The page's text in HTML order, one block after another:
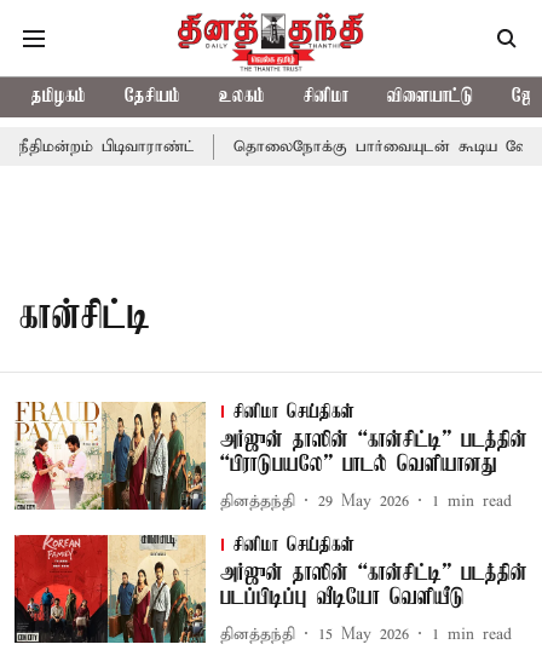
தமிழகம் தேசியம் உலகம் சினிமா விளையாட்டு
பிடிவாராண்ட் தொலைநோக்கு பார்வையுடன் கூடிய
கான்சிட்டி
சினிமா செய்திகள்
அர்ஜுன் தாஸின் “கான்சிட்டி” படத்தின்
“பிராடுபயலே” பாடல் வெளியானது
தினத்தந்தி 29 May 2026 1 min read
சினிமா செய்திகள்
அர்ஜுன் தாஸின் “கான்சிட்டி” படத்தின்
படப்பிடிப்பு வீடியோ வெளியீடு
தினத்தந்தி 15 May 2026 1 min read